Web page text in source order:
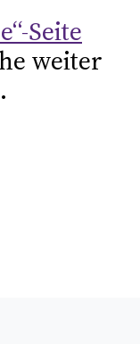
Seite
weiter